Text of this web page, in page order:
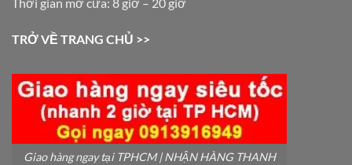
TRỞ VỀ TRANG CHỦ >>
Giao hàng ngay tại TPHCM | NHẬN HÀNG THANH